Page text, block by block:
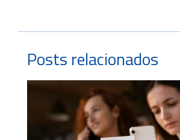
Posts relacionados